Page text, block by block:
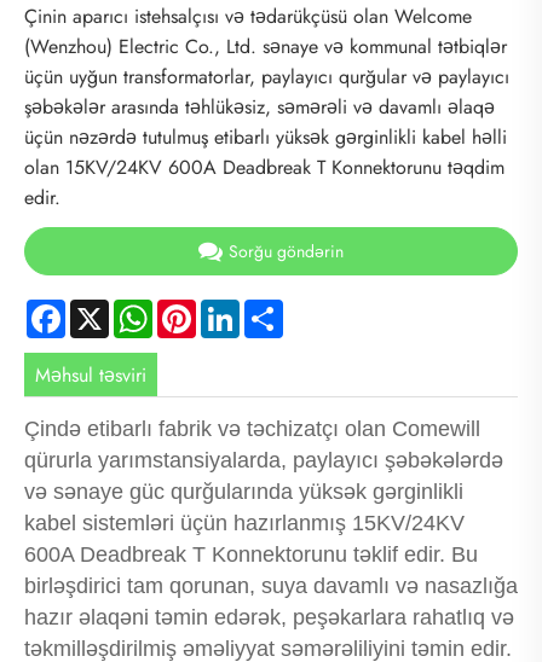
Çinin aparıcı istehsalçısı və tədarükçüsü olan Welcome
(Wenzhou) Electric Co., Ltd. sənaye və kommunal tətbiqlər
üçün uyğun transformatorlar, paylayıcı qurğular və paylayıcı
şəbəkələr arasında təhlükəsiz, səmərəli və davamlı əlaqə
üçün nəzərdə tutulmuş etibarlı yüksək gərginlikli kabel həlli
olan 15KV/24KV 600A Deadbreak T Konnektorunu təqdim
edir.
Sorğu göndərin
Facebook
X WhatsApp
PinterestLinkedIn
Məhsul təsviri
Çində etibarlı fabrik və təchizatçı olan Comewill
qürurla yarımstansiyalarda, paylayıcı şəbəkələrdə
və sənaye güc qurğularında yüksək gərginlikli
kabel sistemləri üçün hazırlanmış 15KV/24KV
600A Deadbreak T Konnektorunu təklif edir. Bu
birləşdirici tam qorunan, suya davamlı və nasazlığa
hazır əlaqəni təmin edərək, peşəkarlara rahatlıq və
təkmilləşdirilmiş əməliyyat səmərəliliyini təmin edir.